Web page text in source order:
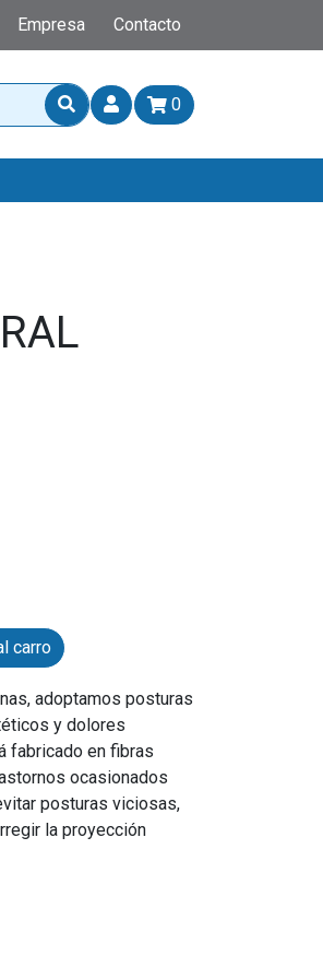
Empresa Contacto
0
carro
adoptamos posturas
y dolores
fabricado en fibras
ocasionados
posturas viciosas,
la proyección